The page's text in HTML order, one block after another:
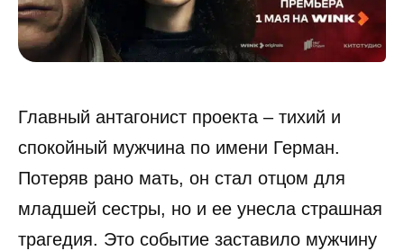
Главный антагонист проекта – тихий и
спокойный мужчина по имени Герман.
Потеряв рано мать, он стал отцом для
младшей сестры, но и ее унесла страшная
трагедия. Это событие заставило мужчину